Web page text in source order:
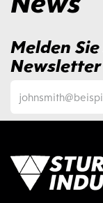
Melden
Newsletter